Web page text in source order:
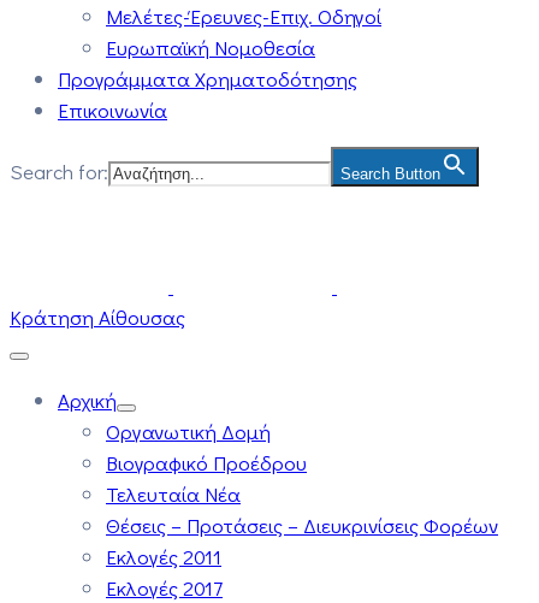
Μελέτες-Έρευνες-Επιχ. Οδηγοί
Ευρωπαϊκή Νομοθεσία
Προγράμματα Χρηματοδότησης
Επικοινωνία
Search for: Search Button
Κράτηση Αίθουσας
Αρχική
Οργανωτική Δομή
Βιογραφικό Προέδρου
Τελευταία Νέα
Θέσεις – Προτάσεις – Διευκρινίσεις Φορέων
Εκλογές 2011
Εκλογές 2017